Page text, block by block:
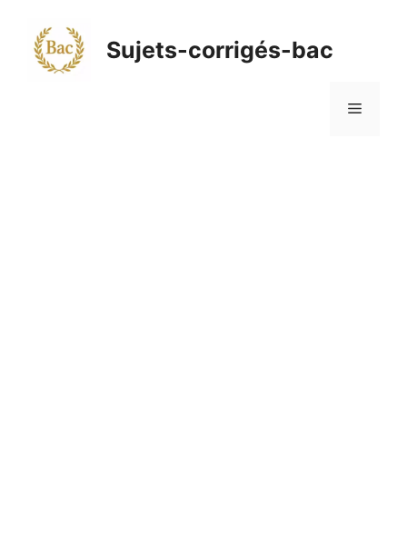
contenu
Sujets-corrigés-bac
Menu